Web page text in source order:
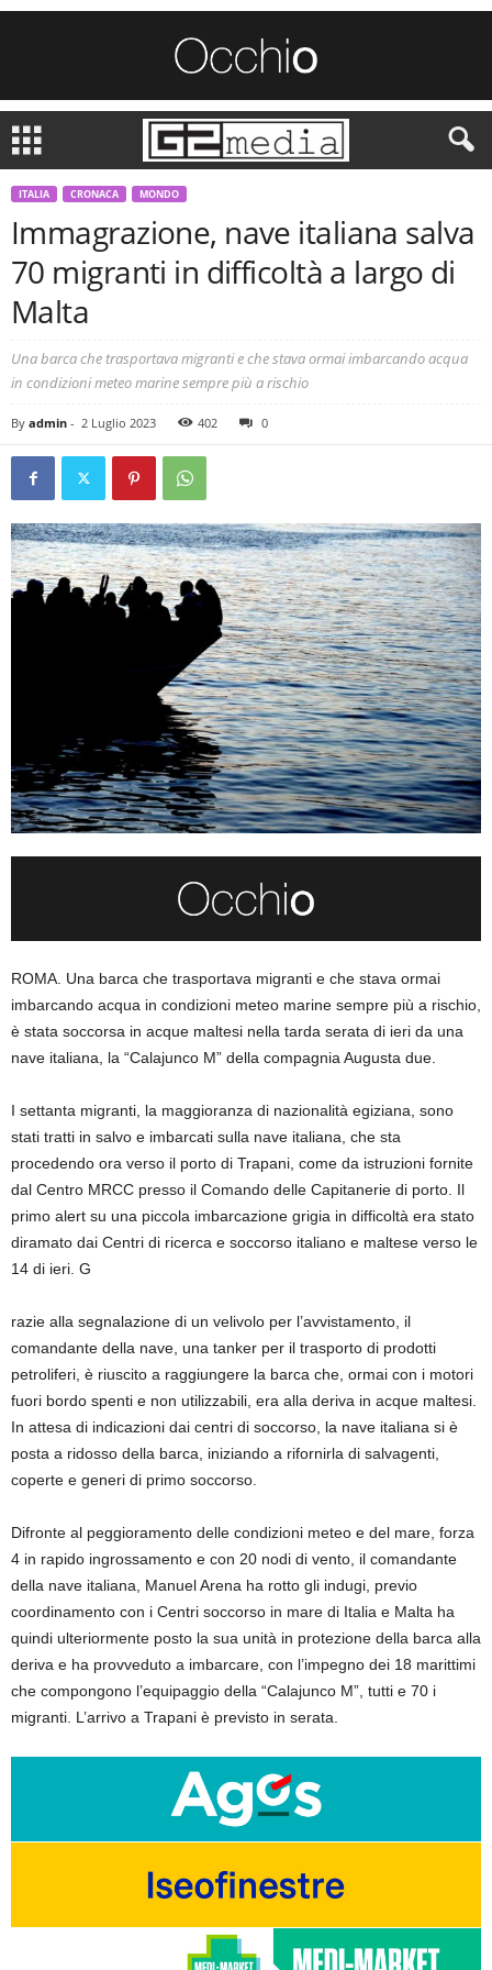
ITALIA CRONACA MONDO
Immagrazione, nave italiana salva
70 migranti in difficoltà a largo di
Malta
Una barca che trasportava migranti e che stava ormai imbarcando acqua
in condizioni meteo marine sempre più a rischio
By admin - 2 Luglio 2023 402 0
ROMA. Una barca che trasportava migranti e che stava ormai
imbarcando acqua in condizioni meteo marine sempre più a rischio,
è stata soccorsa in acque maltesi nella tarda serata di ieri da una
nave italiana, la “Calajunco M” della compagnia Augusta due.
I settanta migranti, la maggioranza di nazionalità egiziana, sono
stati tratti in salvo e imbarcati sulla nave italiana, che sta
procedendo ora verso il porto di Trapani, come da istruzioni fornite
dal Centro MRCC presso il Comando delle Capitanerie di porto. Il
primo alert su una piccola imbarcazione grigia in difficoltà era stato
diramato dai Centri di ricerca e soccorso italiano e maltese verso le
14 di ieri. G
razie alla segnalazione di un velivolo per l’avvistamento, il
comandante della nave, una tanker per il trasporto di prodotti
petroliferi, è riuscito a raggiungere la barca che, ormai con i motori
fuori bordo spenti e non utilizzabili, era alla deriva in acque maltesi.
In attesa di indicazioni dai centri di soccorso, la nave italiana si è
posta a ridosso della barca, iniziando a rifornirla di salvagenti,
coperte e generi di primo soccorso.
Difronte al peggioramento delle condizioni meteo e del mare, forza
4 in rapido ingrossamento e con 20 nodi di vento, il comandante
della nave italiana, Manuel Arena ha rotto gli indugi, previo
coordinamento con i Centri soccorso in mare di Italia e Malta ha
quindi ulteriormente posto la sua unità in protezione della barca alla
deriva e ha provveduto a imbarcare, con l’impegno dei 18 marittimi
che compongono l’equipaggio della “Calajunco M”, tutti e 70 i
migranti. L’arrivo a Trapani è previsto in serata.